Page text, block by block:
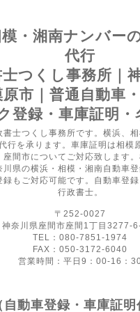
・湘南ナンバー
代行
士つくし事務所｜
市｜普通自動車
登録・車庫証明・
書士つくし事務所です。横浜、
行を承ります。車庫証明は相模
間市についてご対応致します。
川県の横浜・相模・湘南自動車
録もご対応可能です。自動車登
行政書士。
〒252-0027
神奈川県座間市座間1丁目3277-
TEL：080-7851-1974
FAX：050-3172-6040
営業時間：平日9：00-16：
動車登録・車庫証明